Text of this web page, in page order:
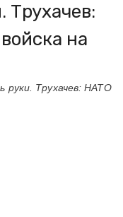
Трухачев:
на
Трухачев: НАТО